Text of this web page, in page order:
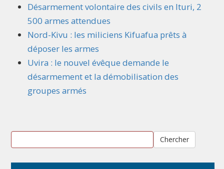
Désarmement volontaire des civils en Ituri, 2
500 armes attendues
Nord-Kivu : les miliciens Kifuafua prêts à
déposer les armes
Uvira : le nouvel évêque demande le
désarmement et la démobilisation des
groupes armés
Chercher